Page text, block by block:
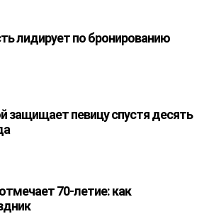
лидирует по бронированию
защищает певицу спустя десять
70-летие: как